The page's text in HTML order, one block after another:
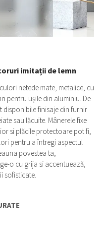
imitații de lemn
netede mate, metalice, cu
pentru ușile din aluminiu. De
disponibile finisaje din furnir
sau lăcuite. Mânerele fixe
si plăcile protectoare pot fi,
pentru a întregi aspectul
povestea ta,
o cu grija si accentuează,
sofisticate.